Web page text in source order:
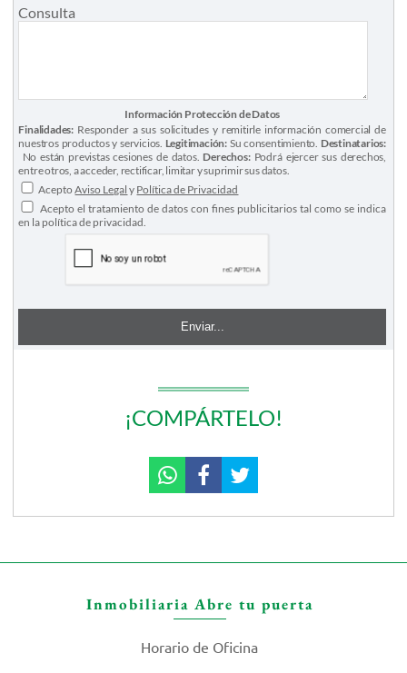
¡COMPÁRTELO!
Consulta
Información Protección de Datos
Finalidades: Responder a sus solicitudes y remitirle información comercial de
nuestros productos y servicios. Legitimación: Su consentimiento. Destinatarios:
No están previstas cesiones de datos. Derechos:Podrá ejercer sus derechos,
entre otros, a acceder, rectificar, limitar y suprimir sus datos.
AceptoAviso Legal y Política de Privacidad
Acepto el tratamiento de datos con fines publicitarios tal como se indica
en la política de privacidad.
Inmobiliaria Abre tu puerta
Horario de Oficina